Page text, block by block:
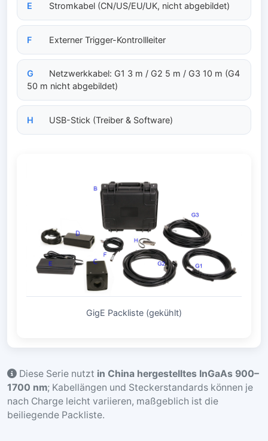
E Stromkabel (CN/US/EU/UK, nicht abgebildet)
F Externer Trigger-Kontrollleiter
G
Netzwerkkabel: G1 3 m / G2 5 m / G3 10 m (G4
50 m nicht abgebildet)
H USB-Stick (Treiber & Software)
GigE Packliste (gekühlt)
Diese Serie nutzt in China hergestelltes InGaAs 900–
1700 nm; Kabellängen und Steckerstandards können je
nach Charge leicht variieren, maßgeblich ist die
beiliegende Packliste.